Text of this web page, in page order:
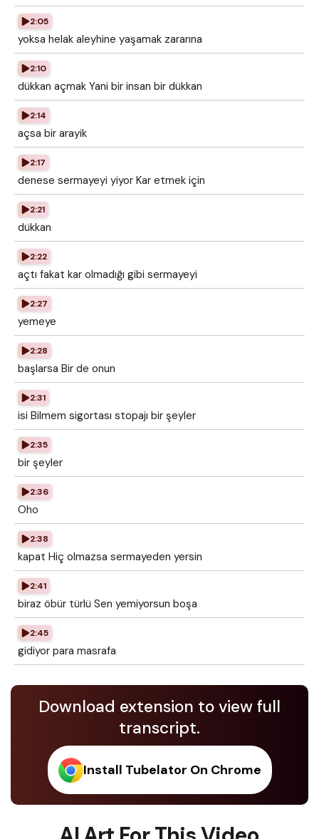
2:05
yoksa helak aleyhine yaşamak zararına
2:10
dükkan açmak Yani bir insan bir dükkan
2:14
açsa bir arayik
2:17
denese sermayeyi yiyor Kar etmek için
2:21
dükkan
2:22
açtı fakat kar olmadığı gibi sermayeyi
2:27
yemeye
2:28
başlarsa Bir de onun
2:31
isi Bilmem sigortası stopajı bir şeyler
2:35
bir şeyler
2:36
Oho
2:38
kapat Hiç olmazsa sermayeden yersin
2:41
biraz öbür türlü Sen yemiyorsun boşa
2:45
gidiyor para masrafa
Download extension to view full
transcript.
Install Tubelator On Chrome